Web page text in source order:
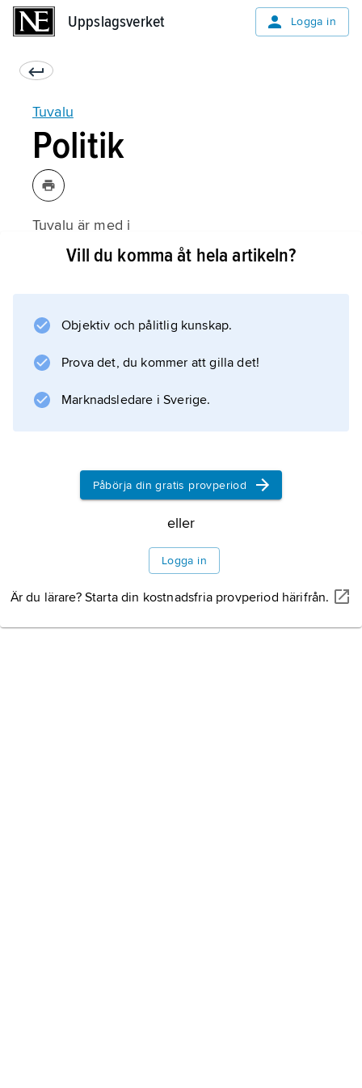
Uppslagsverket Logga in
Tuvalu
Politik
Tuvalu är med i
Samväldet
statschef
. En generalguvernör är representant för
som beslutar om lagar och skatter och utser
Information om artikeln
Vill du komma åt hela artikeln?
Objektiv och pålitlig kunskap.
Prova det, du kommer att gilla det!
Marknadsledare i Sverige.
Påbörja din gratis provperiod
eller
Logga in
Är du lärare? Starta din kostnadsfria provperiod härifrån.